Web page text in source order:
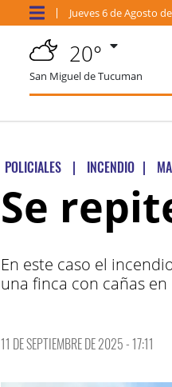
Jueves6 deAgosto
20°
San Miguel de Tucuman
POLICIALES | INCENDIO |
Se
En este caso el
una finca con cañas en
11 DE SEPTIEMBRE DE 2025 - 17:11